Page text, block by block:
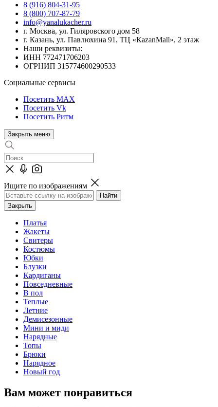
8 (916) 804-31-95
8 (800) 707-87-79
info@yanalukacher.ru
г. Москва, ул. Гиляровского дом 58
г. Казань, ул. Павлюхина 91, ТЦ «КazanMall», 2 этаж
Наши реквизиты:
ИНН 772471706203
ОГРНИП 315774600290533
Социальные сервисы
Посетить MAX
Посетить Vk
Посетить Ритм
Закрыть меню
Ищите по изображениям
Закрыть
Платья
Жакеты
Свитеры
Костюмы
Юбки
Блузки
Кардиганы
Повседневные
В пол
Теплые
Летние
Демисезонные
Мини и миди
Нарядные
Топы
Брюки
Нарядное
Новый год
Вам может понравиться